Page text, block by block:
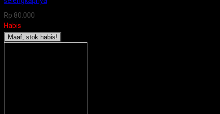
Rp 80.000
Habis
Maaf, stok habis!